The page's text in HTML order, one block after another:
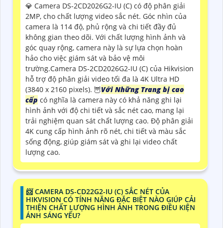
💎 Camera DS-2CD2026G2-IU (C) có độ phân giải
2MP, cho chất lượng video sắc nét. Góc nhìn của
camera là 114 độ, phủ rộng và chi tiết đầy đủ
không gian theo dõi. Với chất lượng hình ảnh và
góc quay rộng, camera này là sự lựa chọn hoàn
hảo cho việc giám sát và bảo vệ môi
trường.Camera DS-2CD2026G2-IU (C) của Hikvision
hỗ trợ độ phân giải video tối đa là 4K Ultra HD
(3840 x 2160 pixels). 🦉Với Những Trang bị cao
cấp có nghĩa là camera này có khả năng ghi lại
hình ảnh với độ chi tiết và sắc nét cao, mang lại
trải nghiệm quan sát chất lượng cao. Độ phân giải
4K cung cấp hình ảnh rõ nét, chi tiết và màu sắc
sống động, giúp giám sát và ghi lại video chất
lượng cao.
📨 CAMERA DS-CD22G2-IU (C) SẮC NÉT CỦA
HIKVISION CÓ TÍNH NĂNG ĐẶC BIỆT NÀO GIÚP CẢI
THIỆN CHẤT LƯỢNG HÌNH ẢNH TRONG ĐIỀU KIỆN
ÁNH SÁNG YẾU?